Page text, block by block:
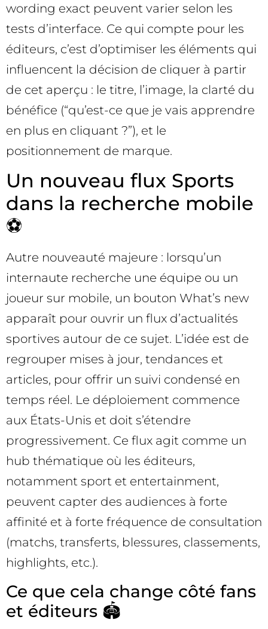
wording exact peuvent varier selon les
tests d’interface. Ce qui compte pour les
éditeurs, c’est d’optimiser les éléments qui
influencent la décision de cliquer à partir
de cet aperçu : le titre, l’image, la clarté du
bénéfice (“qu’est-ce que je vais apprendre
en plus en cliquant ?”), et le
positionnement de marque.
Un nouveau flux Sports
dans la recherche mobile
⚽
Autre nouveauté majeure : lorsqu’un
internaute recherche une équipe ou un
joueur sur mobile, un bouton What’s new
apparaît pour ouvrir un flux d’actualités
sportives autour de ce sujet. L’idée est de
regrouper mises à jour, tendances et
articles, pour offrir un suivi condensé en
temps réel. Le déploiement commence
aux États-Unis et doit s’étendre
progressivement. Ce flux agit comme un
hub thématique où les éditeurs,
notamment sport et entertainment,
peuvent capter des audiences à forte
affinité et à forte fréquence de consultation
(matchs, transferts, blessures, classements,
highlights, etc.).
Ce que cela change côté fans
et éditeurs 🏟️